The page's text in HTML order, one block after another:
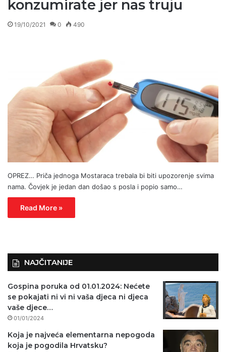
konzumirate jer nas truju
19/10/2021 0 490
OPREZ… Priča jednoga Mostaraca trebala bi biti upozorenje svima
nama. Čovjek je jedan dan došao s posla i popio samo…
Read More »
NAJČITANIJE
Gospina poruka od 01.01.2024: Nećete
se pokajati ni vi ni vaša djeca ni djeca
vaše djece…
01/01/2024
Koja je najveća elementarna nepogoda
koja je pogodila Hrvatsku?